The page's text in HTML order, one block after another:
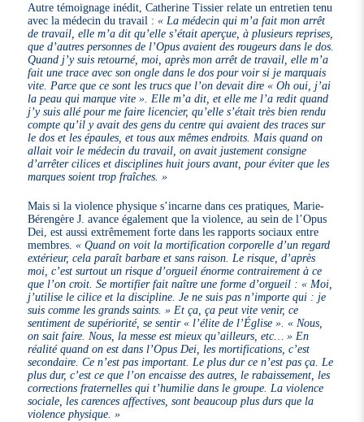
Autre témoignage inédit, Catherine Tissier relate un entretien tenu
avec la médecin du travail :« La médecin qui m’a fait mon arrêt
de travail, elle m’a dit qu’elle s’était aperçue, à plusieurs reprises,
que d’autres personnes de l’Opus avaient des rougeurs dans le dos.
Quand j’y suis retourné, moi, après mon arrêt de travail, elle m’a
fait une trace avec son ongle dans le dos pour voir si je marquais
vite. Parce que ce sont les trucs que l’on devait dire « Oh oui, j’ai
la peau qui marque vite ». Elle m’a dit, et elle me l’a redit quand
j’y suis allé pour me faire licencier, qu’elle s’était très bien rendu
compte qu’il y avait des gens du centre qui avaient des traces sur
le dos et les épaules, et tous aux mêmes endroits. Mais quand on
allait voir le médecin du travail, on avait justement consigne
d’arrêter cilices et disciplines huit jours avant, pour éviter que les
marques soient trop fraîches. »
Mais si la violence physique s’incarne dans ces pratiques, Marie-
Bérengère J. avance également que la violence, au sein de l’Opus
Dei, est aussi extrêmement forte dans les rapports sociaux entre
membres.« Quand on voit la mortification corporelle d’un regard
extérieur, cela paraît barbare et sans raison. Le risque, d’après
moi, c’est surtout un risque d’orgueil énorme contrairement à ce
que l’on croit. Se mortifier fait naître une forme d’orgueil : « Moi,
j’utilise le cilice et la discipline. Je ne suis pas n’importe qui : je
suis comme les grands saints. » Et ça, ça peut vite venir, ce
sentiment de supériorité, se sentir « l’élite de l’Église ». « Nous,
on sait faire. Nous, la messe est mieux qu’ailleurs, etc… » En
réalité quand on est dans l’Opus Dei, les mortifications, c’est
secondaire. Ce n’est pas important. Le plus dur ce n’est pas ça. Le
plus dur, c’est ce que l’on encaisse des autres, le rabaissement, les
corrections fraternelles qui t’humilie dans le groupe. La violence
sociale, les carences affectives, sont beaucoup plus durs que la
violence physique. »